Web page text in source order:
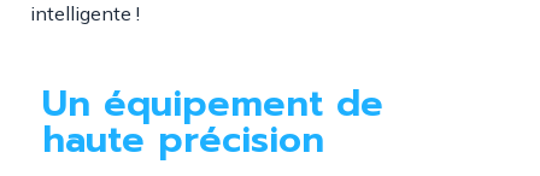
intelligente !
Un équipement de
haute précision